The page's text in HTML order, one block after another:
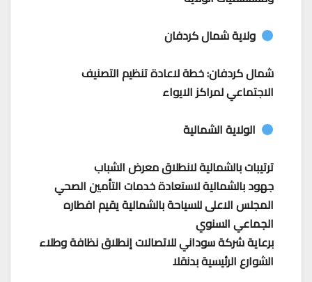
ولاية شمال كردفان
شمال كردفان: خطة لاعادة تنظيم التصنيف
الاجتماعي لمراكز الايواء
الولاية الشمالية
ترتيبات بالشمالية لانطلاق معرض الشباب
جهود بالشمالية لاستعادة خدمات التأمين الصحي
المجلس الاعلى للسياحة بالشمالية يقيم افطاره
الجماعي السنوي
برعاية شركة سوداني للاتصالات إنطلاق نظافة وطلاء
الشوارع الرئيسية بدنقلا